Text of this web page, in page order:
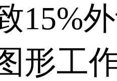
15%
形工